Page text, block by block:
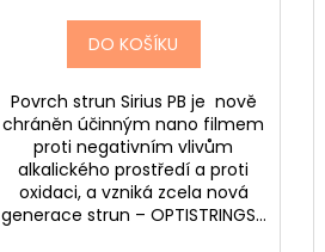
DO KOŠÍKU
Povrch strun Sirius PB je nově
chráněn účinným nano filmem
proti negativním vlivům
alkalického prostředí a proti
oxidaci, a vzniká zcela nová
generace strun – OPTISTRINGS...